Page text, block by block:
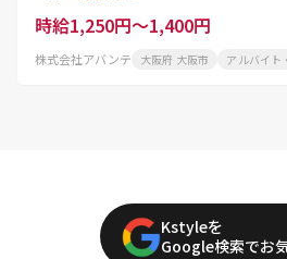
時給1,250円～1,400円
株式会社アバンテ 大阪府 大阪市 アルバイト
Kstyleを
Google検索でお